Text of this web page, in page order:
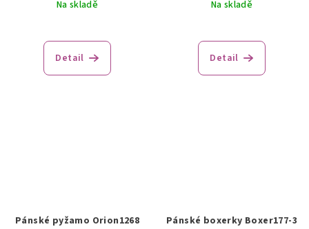
Na skladě
Detail
Na skladě
Detail
Pánské pyžamo Orion1268 Pánské boxerky Boxer177-3